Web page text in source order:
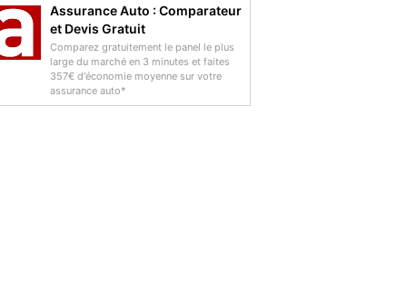
Assurance Auto : Comparateur
et Devis Gratuit
Comparez gratuitement le panel le plus
large du marché en 3 minutes et faites
357€ d'économie moyenne sur votre
assurance auto*